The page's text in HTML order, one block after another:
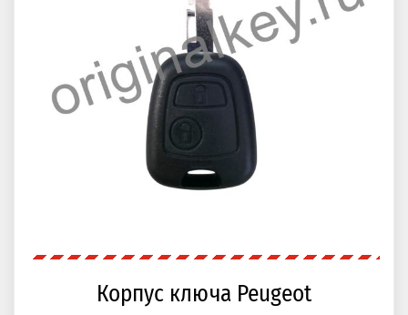
Корпус ключа Peugeot